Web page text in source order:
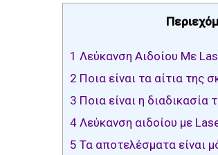
1 Λεύκανση Αιδοίου Με
2 Ποια είναι τα αίτια της
3 Ποια είναι η διαδικασία
4 Λεύκανση αιδοίου με
5 Τα αποτελέσματα είναι